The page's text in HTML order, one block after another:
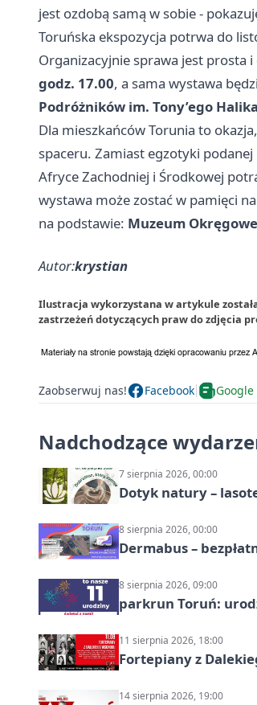
jest ozdobą samą w sobie -
Toruńska ekspozycja potrwa do
Organizacyjnie sprawa jest prosta
godz. 17.00, a sama wystawa
Podróżników im. Tony’ego Halika
Dla mieszkańców Torunia to
spaceru. Zamiast egzotyki
Afryce Zachodniej i Środkowej
wystawa może zostać w pamięci na
na podstawie: Muzeum
Autor:krystian
Ilustracja wykorzystana w artykule
zastrzeżeń dotyczących praw do zdjęcia
Zaobserwuj nas! Facebook Google
Nadchodzące
7 sierpnia 2026, 00:00
Dotyk natury –
8 sierpnia 2026, 00:00
Dermabus –
8 sierpnia 2026, 09:00
parkrun Toruń:
11 sierpnia 2026, 18:00
Fortepiany z
14 sierpnia 2026, 19:00